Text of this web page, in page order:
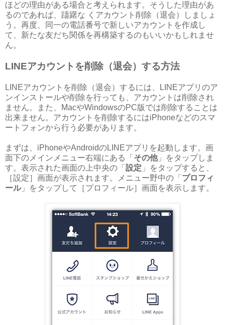
ほどの理由がある場合と考えられます。そうした理由があ
るのであれば、躊躇な くアカウント削除（退会）しましょ
う。再度、同一の電話番号で新しいアカウントを作成し
て、新たな友だち関係を再構築するのもいいかもしれませ
ん。
LINEアカウントを削除（退会）する方法
LINEアカウントを削除（退会）するには、LINEアプリのア
ンインストールや削除を行っても、アカウントは削除され
ません。また、MacやWindowsのPC版では削除することは
出来ません。アカウントを削除するにはiPhoneなどのスマ
ートフォンから行う必要があります。
まずは、iPhoneやAndroidのLINEアプリを起動します。画
面下のメインメニュー右端にある「 その他」をタップしま
す。表示された画面の上中央の「 設定 」をタップすると、
［設定］画面が表示されます。メニュー野中の「 プロフィ
ール」をタップして［プロフィール］画面を表示します。